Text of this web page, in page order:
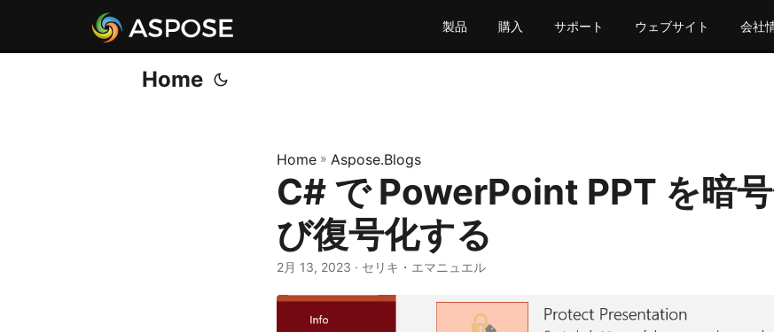
製品 購入 サポート ウェブサイト 会社
Home
Home » Aspose.Blogs
C# で PowerPoint PPT を暗
び復号化する
2月 13, 2023 · セリキ・エマニュエル